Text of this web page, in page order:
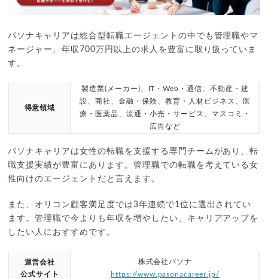
パソナキャリアは総合型転職エージェントの中でも管理職やマ
ネージャー、年収700万円以上の求人を豊富に取り扱っていま
す。
得意領域
製造業(メーカー)、IT・Web・通信、不動産・建
設、商社、金融・保険、教育・人材ビジネス、医
療・医薬品、流通・小売・サービス、マスコミ・
広告など
パソナキャリアは女性の転職を支援する専門チームがあり、転
職支援実績が豊富にあります。管理職での転職を考えている女
性向けのエージェントだと言えます。
また、オリコン顧客満足度では3年連続で1位に選出されてい
ます。管理職で今よりも年収を増やしたい、キャリアアップを
したい人におすすめです。
運営会社
公式サイト
株式会社パソナ
https://www.pasonacareer.jp/